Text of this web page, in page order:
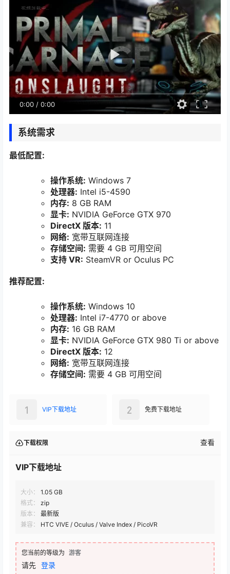
0:00 / 0:00
系统需求
最低配置:
操作系统: Windows 7
处理器: Intel i5-4590
内存: 8 GB RAM
显卡: NVIDIA GeForce GTX 970
DirectX 版本: 11
网络: 宽带互联网连接
存储空间: 需要 4 GB 可用空间
支持 VR: SteamVR or Oculus PC
推荐配置:
操作系统: Windows 10
处理器: Intel i7-4770 or above
内存: 16 GB RAM
显卡: NVIDIA GeForce GTX 980 Ti or above
DirectX 版本: 12
网络: 宽带互联网连接
存储空间: 需要 4 GB 可用空间
VIP下载地址
1 免费下载地址
2
下载权限 查看
VIP下载地址
大小：
1.05 GB
格式：
zip
版本：
最新版
兼容：
HTC VIVE / Oculus / Valve Index / PicoVR
您当前的等级为 游客
请先 登录